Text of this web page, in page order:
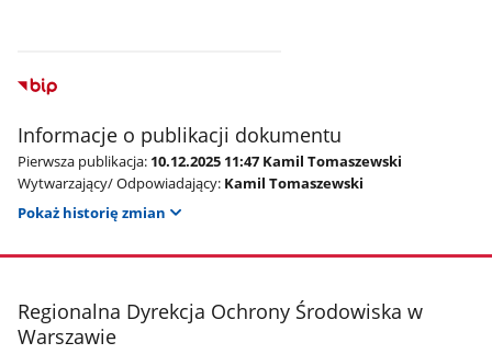
Informacje o publikacji dokumentu
Pierwsza publikacja: 10.12.2025 11:47 Kamil Tomaszewski
Wytwarzający/ Odpowiadający: Kamil Tomaszewski
Pokaż historię zmian
stopka
Regionalna Dyrekcja Ochrony Środowiska w
Warszawie